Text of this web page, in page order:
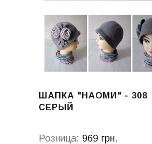
ШАПКА "НАОМИ" - 308
СЕРЫЙ
Розница: 969 грн.